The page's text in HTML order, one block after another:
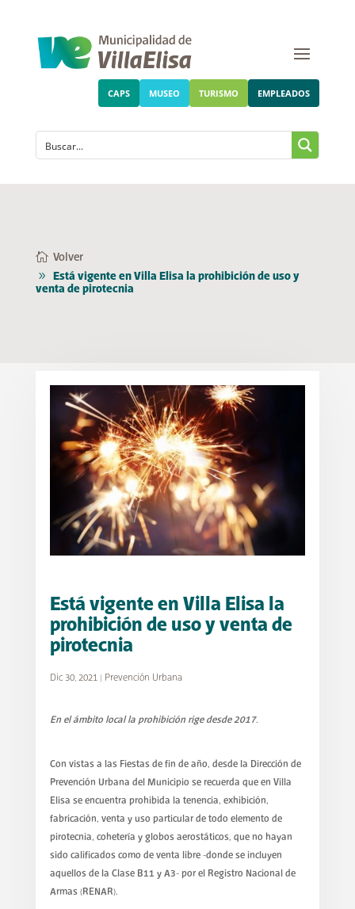
CAPS MUSEO TURISMO EMPLEADOS
Volver
Está vigente en Villa Elisa la prohibición de uso y
venta de pirotecnia
Está vigente en Villa Elisa la
prohibición de uso y venta de
pirotecnia
Dic 30, 2021| Prevención Urbana
En el ámbito local la prohibición rige desde 2017.
Con vistas a las Fiestas de fin de año, desde la Dirección de
Prevención Urbana del Municipio se recuerda que en Villa
Elisa se encuentra prohibida la tenencia, exhibición,
fabricación, venta y uso particular de todo elemento de
pirotecnia, cohetería y globos aerostáticos, que no hayan
sido calificados como de venta libre -donde se incluyen
aquellos de la Clase B11 y A3- por el Registro Nacional de
Armas (RENAR).